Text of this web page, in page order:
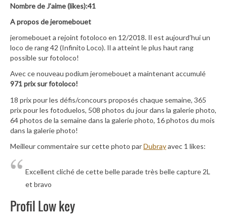
Nombre de J’aime (likes):41
A propos de jeromebouet
jeromebouet a rejoint fotoloco en 12/2018. Il est aujourd’hui un
loco de rang 42 (Infinito Loco). Il a atteint le plus haut rang
possible sur fotoloco!
Avec ce nouveau podium jeromebouet a maintenant accumulé
971 prix sur fotoloco!
18 prix pour les défis/concours proposés chaque semaine, 365
prix pour les fotoduelos, 508 photos du jour dans la galerie photo,
64 photos de la semaine dans la galerie photo, 16 photos du mois
dans la galerie photo!
Meilleur commentaire sur cette photo parDubrayavec 1 likes:
Excellent cliché de cette belle parade très belle capture 2L
et bravo
Profil Low key